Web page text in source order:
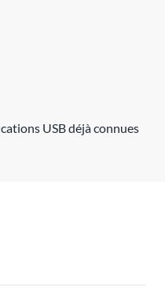
USB déjà connues